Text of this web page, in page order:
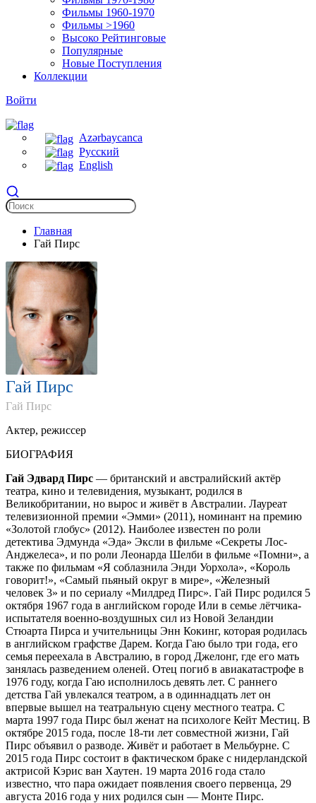
Фильмы 1960-1970
Фильмы >1960
Высоко Рейтинговые
Популярные
Новые Поступления
Коллекции
Войти
Azərbaycanca
Русский
English
Главная
Гай Пирс
Гай Пирс
Гай Пирс
Актер, режиссер
БИОГРАФИЯ
Гай Эдвард Пирс — британский и австралийский актёр
театра, кино и телевидения, музыкант, родился в
Великобритании, но вырос и живёт в Австралии. Лауреат
телевизионной премии «Эмми» (2011), номинант на премию
«Золотой глобус» (2012). Наиболее известен по роли
детектива Эдмунда «Эда» Эксли в фильме «Секреты Лос-
Анджелеса», и по роли Леонарда Шелби в фильме «Помни», а
также по фильмам «Я соблазнила Энди Уорхола», «Король
говорит!», «Самый пьяный округ в мире», «Железный
человек 3» и по сериалу «Милдред Пирс». Гай Пирс родился 5
октября 1967 года в английском городе Или в семье лётчика-
испытателя военно-воздушных сил из Новой Зеландии
Стюарта Пирса и учительницы Энн Кокинг, которая родилась
в английском графстве Дарем. Когда Гаю было три года, его
семья переехала в Австралию, в город Джелонг, где его мать
занялась разведением оленей. Отец погиб в авиакатастрофе в
1976 году, когда Гаю исполнилось девять лет. С раннего
детства Гай увлекался театром, а в одиннадцать лет он
впервые вышел на театральную сцену местного театра. С
марта 1997 года Пирс был женат на психологе Кейт Местиц. В
октябре 2015 года, после 18-ти лет совместной жизни, Гай
Пирс объявил о разводе. Живёт и работает в Мельбурне. С
2015 года Пирс состоит в фактическом браке с нидерландской
актрисой Кэрис ван Хаутен. 19 марта 2016 года стало
известно, что пара ожидает появления своего первенца, 29
августа 2016 года у них родился сын — Монте Пирс.